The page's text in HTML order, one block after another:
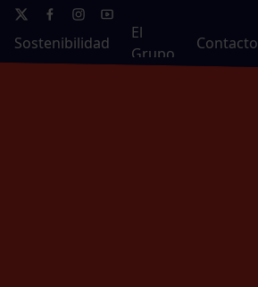
Sostenibilidad
El
Grupo
Contacto